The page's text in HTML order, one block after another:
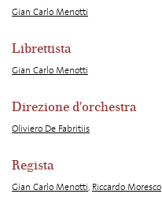
Gian Carlo Menotti
Librettista
Gian Carlo Menotti
Direzione d'orchestra
Oliviero De Fabritiis
Regista
Gian Carlo Menotti, Riccardo Moresco